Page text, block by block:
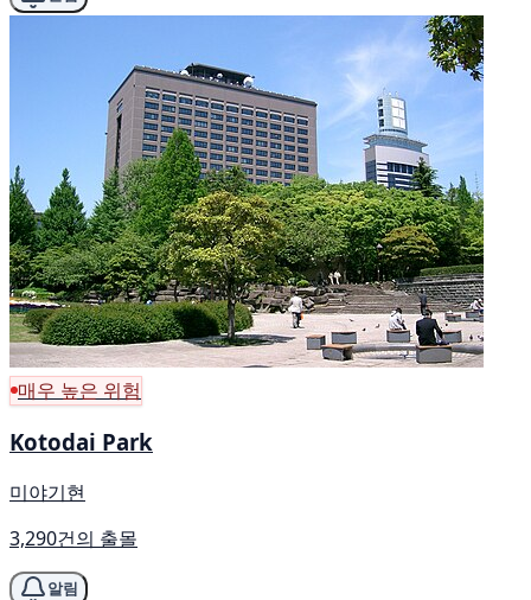
매우 높은 위험
Kotodai Park
미야기현
3,290건의 출몰
알림